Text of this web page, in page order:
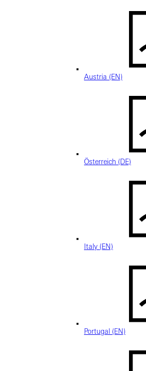
Austria (EN)
Österreich (DE)
Italy (EN)
Portugal (EN)